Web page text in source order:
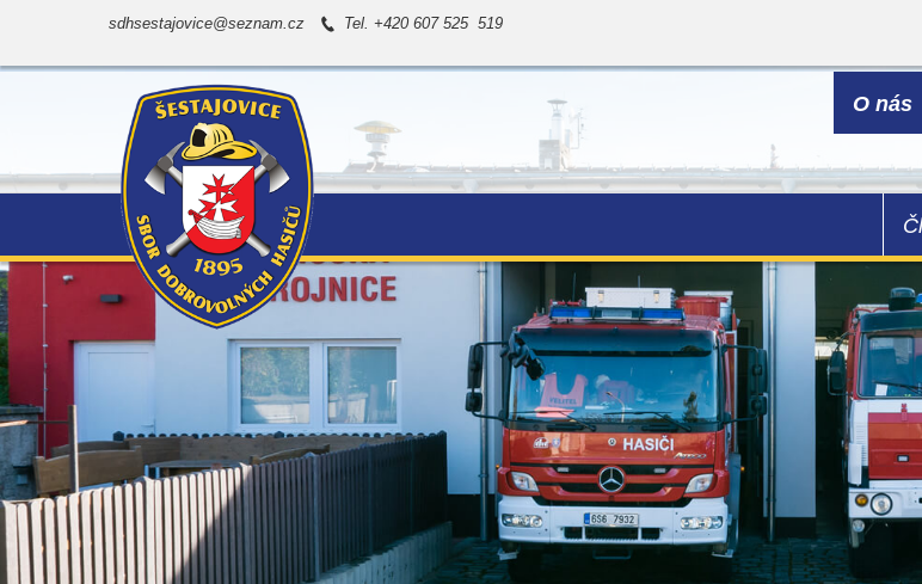
sdhsestajovice@seznam.cz Tel. +420 607 525 519
O nás